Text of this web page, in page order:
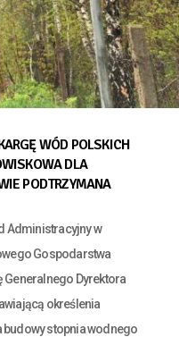
WÓD POLSKICH
DLA
PODTRZYMANA
Administracyjny w
Gospodarstwa
Generalnego Dyrektora
określenia
stopnia wodnego